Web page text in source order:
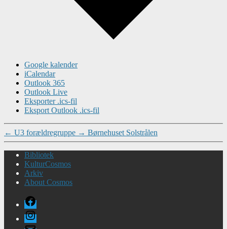
Google kalender
iCalendar
Outlook 365
Outlook Live
Eksporter .ics-fil
Eksport Outlook .ics-fil
← U3 forældregruppe → Børnehuset Solstrålen
Bibliotek
KulturCosmos
Arkiv
About Cosmos
Facebook
Instagram
E-